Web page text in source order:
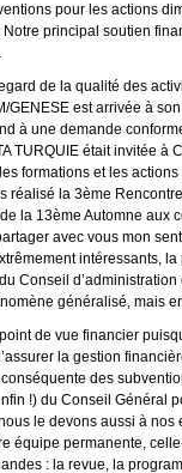
pour les actions
principal soutien
de la qualité des
GENESE est arrivée à
à une demande
TURQUIE était invitée à
formations et les
réalisé la 3ème
la 13ème Automne aux
avec vous mon
intéressants,
Conseil
généralisé, mais
de vue financier
la gestion
des
!) du Conseil Général
le devons aussi à
équipe permanente,
: la revue, la